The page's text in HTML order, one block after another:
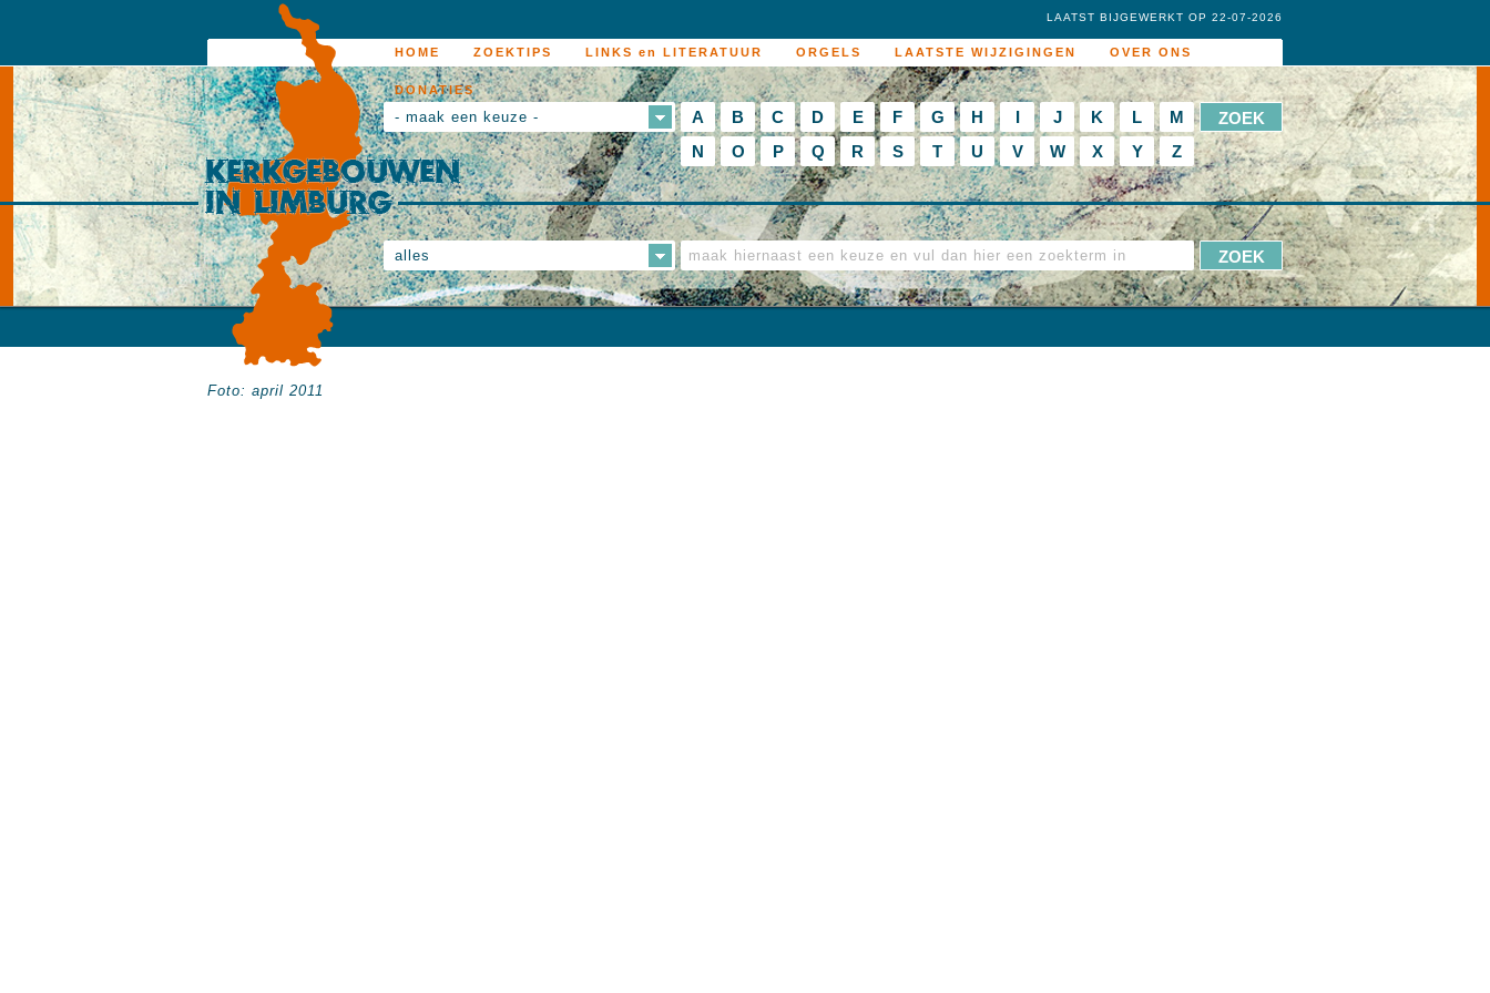
HOME ZOEKTIPS LINKS en LITERATUUR ORGELS LAATSTE WIJZIGINGEN OVER ONS
DONATIES
LAATST BIJGEWERKT OP 22-07-2026
- maak een keuze - A B C D E F G H I J K L
M
N
O P Q R S T U V W X Y Z
alles
Foto: april 2011